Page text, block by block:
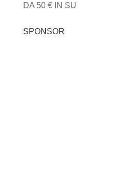
DA 50 € IN SU
SPONSOR